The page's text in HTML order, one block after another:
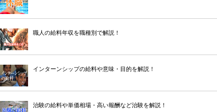
職人の給料年収を職種別で解説！
インターンシップの給料や意味・目的を解説！
治験の給料や単価相場・高い報酬など治験を解説！